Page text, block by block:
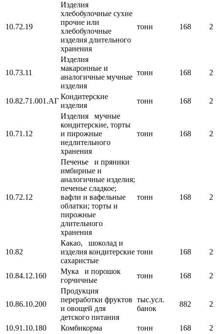
10.72.19
Изделия
хлебобулочные сухие
прочие или
хлебобулочные
изделия длительного
хранения
тонн 168 2
10.73.11
Изделия
макаронные и
аналогичные мучные
изделия
тонн 168 2
10.82.71.001.АГ
Кондитерские
изделия
тонн 168 2
10.71.12
Изделия мучные
кондитерские, торты
и пирожные
недлительного
хранения
тонн 168 2
10.72.12
Печенье и пряники
имбирные и
аналогичные изделия;
печенье сладкое;
вафли и вафельные
облатки; торты и
пирожные
длительного
хранения
тонн 168 2
10.82
Какао, шоколад и
изделия кондитерские
сахаристые
тонн 168 2
10.84.12.160
Мука и порошок
горчичные
тонн 168 2
10.86.10.200
Продукция
переработки фруктов
и овощей для
детского питания
тыс.усл.
банок
882 2
10.91.10.180 Комбикорма тонн 168 2